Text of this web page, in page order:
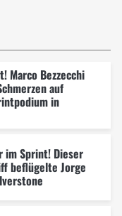
Marco Bezzecchi
auf
in
im Sprint! Dieser
beflügelte Jorge